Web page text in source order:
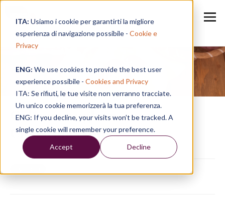
ITA: Usiamo i cookie per garantirti la migliore
esperienza di navigazione possibile - Cookie e
Privacy
ENG: We use cookies to provide the best user
experience possibile - Cookies and Privacy
ITA: Se rifiuti, le tue visite non verranno tracciate.
Un unico cookie memorizzerà la tua preferenza.
ENG: If you decline, your visits won’t be tracked. A
single cookie will remember your preference.
Accept Decline
Speak in a Week
Cultura anglosassone |
Christmas songs
13/12/19, 15:38